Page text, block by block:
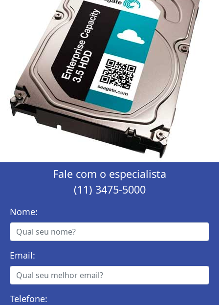
Fale com o especialista
(11) 3475-5000
Nome:
Email:
Telefone: